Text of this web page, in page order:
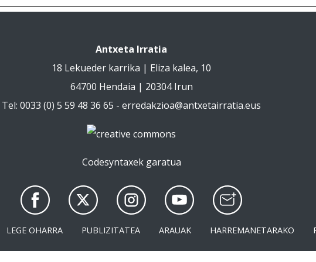
Antxeta Irratia
18 Lekueder karrika | Eliza kalea, 10
64700 Hendaia | 20304 Irun
Tel: 0033 (0) 5 59 48 36 65 - erredakzioa@antxetairratia.eus
Codesyntaxek garatua
LEGE OHARRA PUBLIZITATEA ARAUAK HARREMANETARAKO